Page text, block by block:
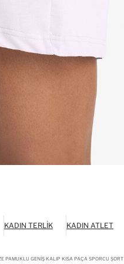
KADIN TERLIK KADIN ATLET
PAMUKLU GENIŞ KALIP KISA PAÇA SPORCU ŞORT